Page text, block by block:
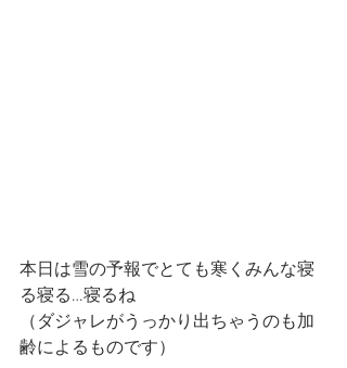
本日は雪の予報でとても寒くみんな寝
る寝る…寝るね
（ダジャレがうっかり出ちゃうのも加
齢によるものです）